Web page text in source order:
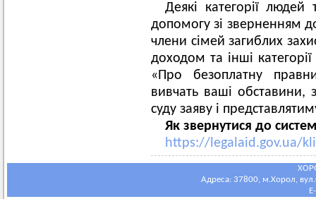
Деякі категорії
допомогу зі зверненням
члени сімей загиблих
доходом та інші
«Про безоплатну
вивчать ваші обставини,
суду заяву і
Як звернутися до
https://legalaid.gov.ua/
Адреса: 37800, м.Хорол,